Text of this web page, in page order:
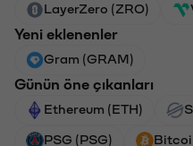
LayerZero (ZRO)
Yeni eklenenler
Gram (GRAM)
Günün öne çıkanları
Ethereum (ETH)
PSG (PSG)